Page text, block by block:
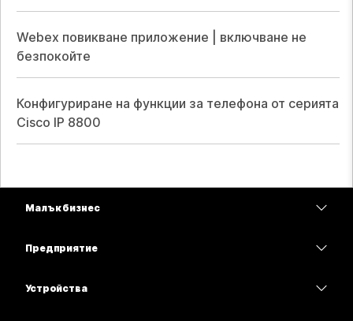
Webex повикване приложение | включване не
безпокойте
Конфигуриране на функции за телефона от серията
Cisco IP 8800
Малък бизнес
Предприятие
Устройства